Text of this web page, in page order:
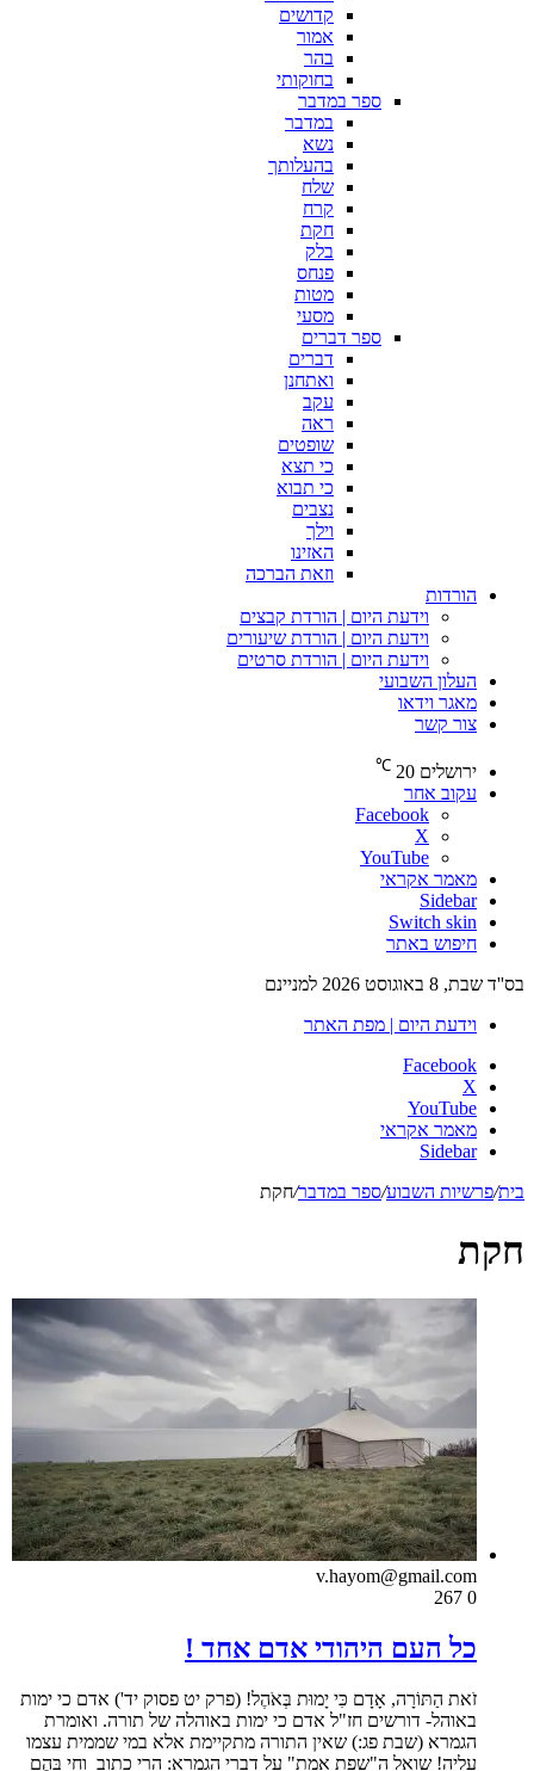
קדושים
אמור
בהר
בחוקותי
ספר במדבר
במדבר
נשא
בהעלותך
שלח
קרח
חקת
בלק
פנחס
מטות
מסעי
ספר דברים
דברים
ואתחנן
עקב
ראה
שופטים
כי תצא
כי תבוא
נצבים
וילך
האזינו
וזאת הברכה
הורדות
וידעת היום | הורדת קבצים
וידעת היום | הורדת שיעורים
וידעת היום | הורדת סרטים
העלון השבועי
מאגר וידאו
צור קשר
ירושלים 20
℃
עקוב אחר
Facebook
X
YouTube
מאמר אקראי
Sidebar
Switch skin
חיפוש באתר
בס''ד שבת, 8 באוגוסט 2026 למניינם
וידעת היום | מפת האתר
Facebook
X
YouTube
מאמר אקראי
Sidebar
בית/פרשיות השבוע/ספר במדבר/חקת
חקת
v.hayom@gmail.com
0
כל העם היהודי אדם אחד !
זֹאת הַתּוֹרָה, אָדָם כִּי יָמוּת בְּאֹהֶל! (פרק יט פסוק יד') אדם כי ימות
באוהל- דורשים חז"ל אדם כי ימות באוהלה של תורה. ואומרת
הגמרא (שבת פג:) שאין התורה מתקיימת אלא במי שממית עצמו
עליה! שואל ה"שפת אמת" על דברי הגמרא: הרי כתוב וָחַי בָּהֶם